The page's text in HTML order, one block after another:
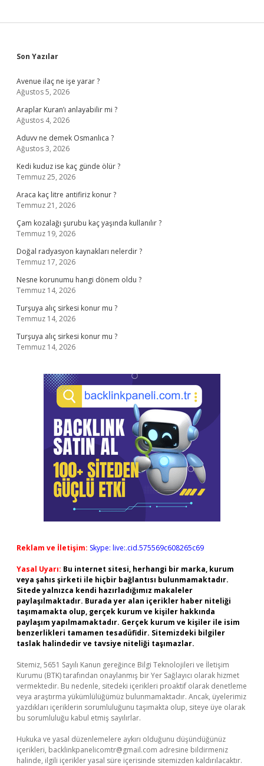
Sidebar
Son Yazılar
Avenue ilaç ne işe yarar ?
Ağustos 5, 2026
Araplar Kuran’ı anlayabilir mi ?
Ağustos 4, 2026
Aduvv ne demek Osmanlıca ?
Ağustos 3, 2026
Kedi kuduz ise kaç günde ölür ?
Temmuz 25, 2026
Araca kaç litre antifiriz konur ?
Temmuz 21, 2026
Çam kozalağı şurubu kaç yaşında kullanılır ?
Temmuz 19, 2026
Doğal radyasyon kaynakları nelerdir ?
Temmuz 17, 2026
Nesne korunumu hangi dönem oldu ?
Temmuz 14, 2026
Turşuya alıç sirkesi konur mu ?
Temmuz 14, 2026
Turşuya alıç sirkesi konur mu ?
Temmuz 14, 2026
Reklam ve İletişim: Skype: live:.cid.575569c608265c69
Yasal Uyarı: Bu internet sitesi, herhangi bir marka, kurum
veya şahıs şirketi ile hiçbir bağlantısı bulunmamaktadır.
Sitede yalnızca kendi hazırladığımız makaleler
paylaşılmaktadır. Burada yer alan içerikler haber niteliği
taşımamakta olup, gerçek kurum ve kişiler hakkında
paylaşım yapılmamaktadır. Gerçek kurum ve kişiler ile isim
benzerlikleri tamamen tesadüfidir. Sitemizdeki bilgiler
taslak halindedir ve tavsiye niteliği taşımazlar.
Sitemiz, 5651 Sayılı Kanun gereğince Bilgi Teknolojileri ve İletişim
Kurumu (BTK) tarafından onaylanmış bir Yer Sağlayıcı olarak hizmet
vermektedir. Bu nedenle, sitedeki içerikleri proaktif olarak denetleme
veya araştırma yükümlülüğümüz bulunmamaktadır. Ancak, üyelerimiz
yazdıkları içeriklerin sorumluluğunu taşımakta olup, siteye üye olarak
bu sorumluluğu kabul etmiş sayılırlar.
Hukuka ve yasal düzenlemelere aykırı olduğunu düşündüğünüz
içerikleri, backlinkpanelicomtr@gmail.com adresine bildirmeniz
halinde, ilgili içerikler yasal süre içerisinde sitemizden kaldırılacaktır.